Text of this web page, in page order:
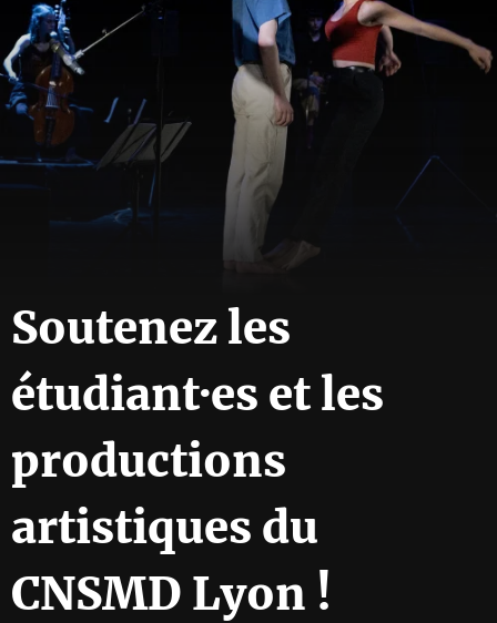
Soutenez les
étudiant·es et les
productions
artistiques du
CNSMD Lyon !